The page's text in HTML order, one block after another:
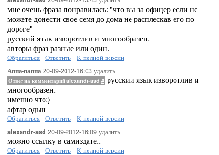
мне очень фраза понравилась: "что вы за офицер если не
можете донести свое семя до дома не расплескав его по
дороге"
русский язык изворотлив и многообразен.
авторы фраз разные или один.
Обратиться - Ответить - К полной версии
Аппа-паппа 20-09-2012-16:03 удалить
Ответ на комментарий alexandr-asd # русский язык изворотлив и
многообразен.
именно что:}
афтар одын
Обратиться - Ответить - К полной версии
alexandr-asd 20-09-2012-16:09 удалить
можно ссылку в самиздате..
Обратиться - Ответить - К полной версии